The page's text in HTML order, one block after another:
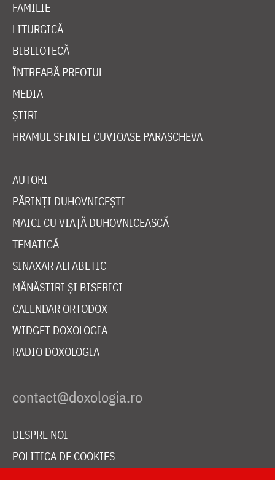
FAMILIE
LITURGICĂ
BIBLIOTECĂ
ÎNTREABĂ PREOTUL
MEDIA
ȘTIRI
HRAMUL SFINTEI CUVIOASE PARASCHEVA
AUTORI
PĂRINȚI DUHOVNICEȘTI
MAICI CU VIAȚĂ DUHOVNICEASCĂ
TEMATICĂ
SINAXAR ALFABETIC
MĂNĂSTIRI ȘI BISERICI
CALENDAR ORTODOX
WIDGET DOXOLOGIA
RADIO DOXOLOGIA
DESPRE NOI
POLITICA DE COOKIES